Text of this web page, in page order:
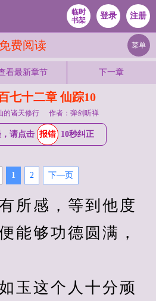
临时
书架
登录 注册
免费阅读 菜单
看最新章节 下一章
七十二章 仙踪10
的诸天修行 作者：弹剑听禅
请点击 报错 10秒纠正
1 2 下—页
感，等到他度
能够功德圆满，
这个人十分顽